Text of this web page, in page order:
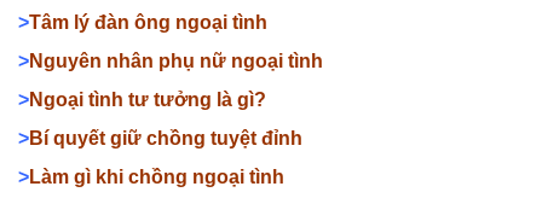
>Tâm lý đàn ông ngoại tình
>Nguyên nhân phụ nữ ngoại tình
>Ngoại tình tư tưởng là gì?
>Bí quyết giữ chồng tuyệt đỉnh
>Làm gì khi chồng ngoại tình